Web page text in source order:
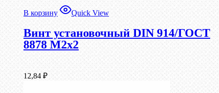
В корзину Quick View
Винт установочный DIN 914/ГОСТ
8878 M2x2
12,84 ₽